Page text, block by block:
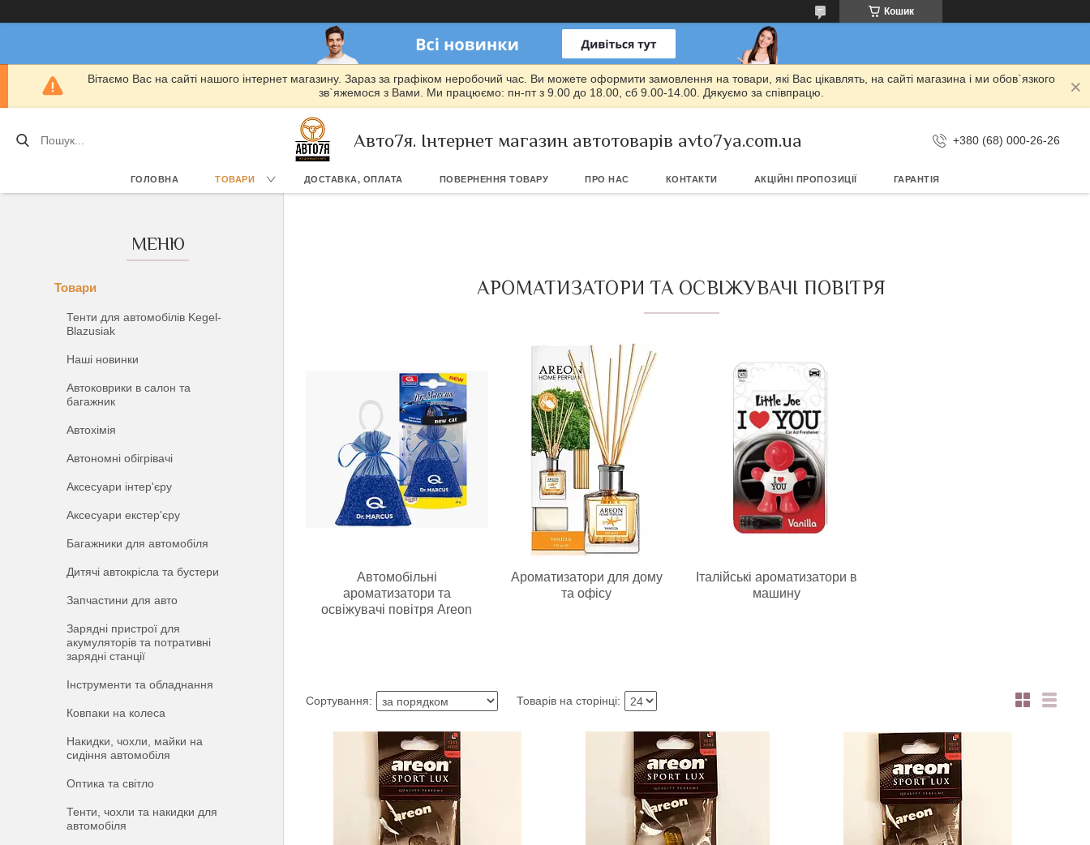
Кошик
Вітаємо Вас на сайті нашого інтернет магазину. Зараз за графіком неробочий час. Ви можете оформити замовлення на товари, які Вас цікавлять, на сайті магазина і ми обов`язкого
зв`яжемося з Вами. Ми працюємо: пн-пт з 9.00 до 18.00, сб 9.00-14.00. Дякуємо за співпрацю.
Авто7я. Інтернет магазин автотоварів avto7ya.com.ua +380 (68) 000-26-26
ГОЛОВНА ТОВАРИ ДОСТАВКА, ОПЛАТА ПОВЕРНЕННЯ ТОВАРУ ПРО НАС КОНТАКТИ АКЦІЙНІ ПРОПОЗИЦІЇ ГАРАНТІЯ
Товари
Тенти для автомобілів Kegel-
Blazusiak
Наші новинки
Автоковрики в салон та
багажник
Автохімія
Автономні обігрівачі
Аксесуари інтер'єру
Аксесуари екстер'єру
Багажники для автомобіля
Дитячі автокрісла та бустери
Запчастини для авто
Зарядні пристрої для
акумуляторів та потративні
зарядні станції
Інструменти та обладнання
Ковпаки на колеса
Накидки, чохли, майки на
сидіння автомобіля
Оптика та світло
Тенти, чохли та накидки для
автомобіля
АРОМАТИЗАТОРИ ТА ОСВІЖУВАЧІ ПОВІТРЯ
Автомобільні
ароматизатори та
освіжувачі повітря Areon
Ароматизатори для дому
та офісу
Італійські ароматизатори в
машину